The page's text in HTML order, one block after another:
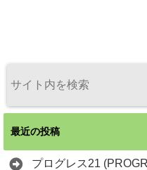
最近の投稿
プログレス21